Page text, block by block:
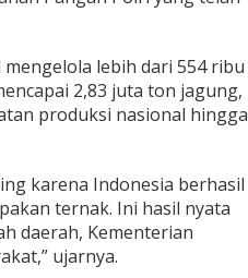
lebih dari 554 ribu
2,83 juta ton jagung,
produksi nasional hingga
karena Indonesia berhasil
ternak. Ini hasil nyata
daerah, Kementerian
ujarnya.